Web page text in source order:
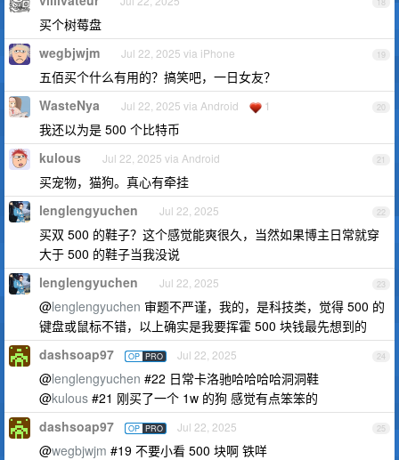
买个树莓盘
19
wegbjwjm Jul 22, 2025 via iPhone
五佰买个什么有用的？搞笑吧，一日女友？
20
WasteNya Jul 22, 2025 via Android 1
我还以为是 500 个比特币
21
kulous Jul 22, 2025 via Android
买宠物，猫狗。真心有牵挂
22
lenglengyuchen Jul 22, 2025
买双 500 的鞋子？这个感觉能爽很久，当然如果博主日常就穿
大于 500 的鞋子当我没说
23
lenglengyuchen Jul 22, 2025
@lenglengyuchen 审题不严谨，我的，是科技类，觉得 500 的
键盘或鼠标不错，以上确实是我要挥霍 500 块钱最先想到的
24
dashsoap97 OP PRO Jul 22, 2025
@lenglengyuchen #22 日常卡洛驰哈哈哈哈洞洞鞋
@kulous #21 刚买了一个 1w 的狗 感觉有点笨笨的
25
dashsoap97 OP PRO Jul 22, 2025
@wegbjwjm #19 不要小看 500 块啊 铁咩